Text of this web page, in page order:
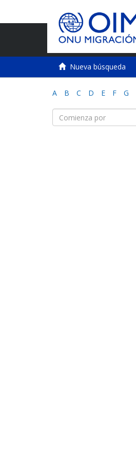
Nueva búsqueda
A B C D E F G